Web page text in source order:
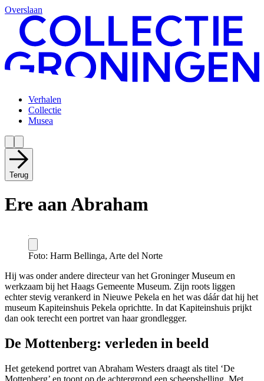
Overslaan
Verhalen
Collectie
Musea
Terug
Ere aan Abraham
Foto: Harm Bellinga, Arte del Norte
Hij was onder andere directeur van het Groninger Museum en
werkzaam bij het Haags Gemeente Museum. Zijn roots liggen
echter stevig verankerd in Nieuwe Pekela en het was dáár dat hij het
museum Kapiteinshuis Pekela oprichtte. In dat Kapiteinshuis prijkt
dan ook terecht een portret van haar grondlegger.
De Mottenberg: verleden in beeld
Het getekend portret van Abraham Westers draagt als titel ‘De